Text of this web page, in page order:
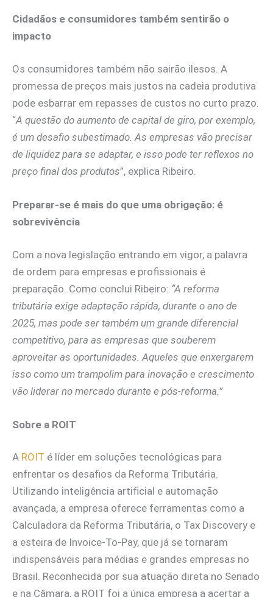
Cidadãos e consumidores também sentirão o
impacto
Os consumidores também não sairão ilesos. A
promessa de preços mais justos na cadeia produtiva
pode esbarrar em repasses de custos no curto prazo.
“A questão do aumento de capital de giro, por exemplo,
é um desafio subestimado. As empresas vão precisar
de liquidez para se adaptar, e isso pode ter reflexos no
preço final dos produtos”, explica Ribeiro.
Preparar-se é mais do que uma obrigação: é
sobrevivência
Com a nova legislação entrando em vigor, a palavra
de ordem para empresas e profissionais é
preparação. Como conclui Ribeiro: “A reforma
tributária exige adaptação rápida, durante o ano de
2025, mas pode ser também um grande diferencial
competitivo, para as empresas que souberem
aproveitar as oportunidades. Aqueles que enxergarem
isso como um trampolim para inovação e crescimento
vão liderar no mercado durante e pós-reforma.”
Sobre a ROIT
A ROIT é líder em soluções tecnológicas para
enfrentar os desafios da Reforma Tributária.
Utilizando inteligência artificial e automação
avançada, a empresa oferece ferramentas como a
Calculadora da Reforma Tributária, o Tax Discovery e
a esteira de Invoice-To-Pay, que já se tornaram
indispensáveis para médias e grandes empresas no
Brasil. Reconhecida por sua atuação direta no Senado
e na Câmara, a ROIT foi a única empresa a acertar a